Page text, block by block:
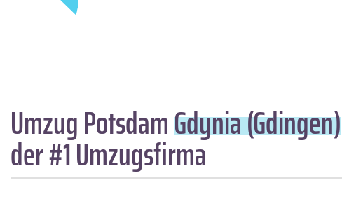
Umzug PotsdamGdynia (Gdingen)
der #1 Umzugsfirma